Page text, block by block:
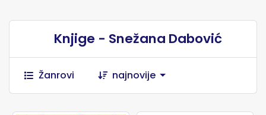
Knjige - Snežana Dabović
Žanrovi najnovije